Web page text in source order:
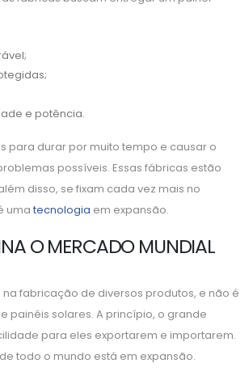
e potência.
para durar por muito tempo e causar o
possíveis. Essas fábricas estão
disso, se fixam cada vez mais no
uma tecnologia em expansão.
O MERCADO MUNDIAL
na fabricação de diversos produtos, e não é
painéis solares. A princípio, o grande
para eles exportarem e importarem.
todo o mundo está em expansão.